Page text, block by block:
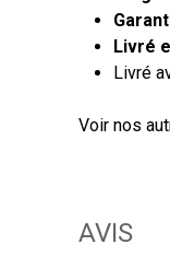
Livré
Livré
Voir nos
AVIS